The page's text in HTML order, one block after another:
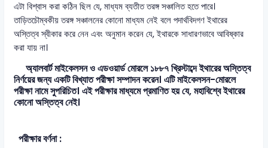
এটা বিশ্বাস করা কঠিন ছিল যে, মাধ্যম ব্যতীত তরঙ্গ সঞ্চালিত হতে পারে।
তাড়িতচৌম্বকীয় তরঙ্গ সঞ্চালনের কোনো মাধ্যম নেই বলে পদার্থবিদগণ ইথারের
অস্তিত্ব স্বীকার করে নেন এবং অনুমান করেন যে, ইথারকে সাধারণভাবে আবিষ্কার
করা যায় না।
অ্যালবার্ট মাইকেলসন ও এডওয়ার্ড মোরলে ১৮৮৭ খ্রিস্টাব্দে ইথারের অস্তিত্ব
নির্ণয়ের জন্য একটি বিখ্যাত পরীক্ষা সম্পাদন করেন। এটি মাইকেলসন-মোরলে
পরীক্ষা নামে সুপরিচিত। এই পরীক্ষার মাধ্যমে প্রমাণিত হয় যে, মহাবিশ্বে ইথারের
কোনো অস্তিত্ব নেই।
পরীক্ষার বর্ণনা :